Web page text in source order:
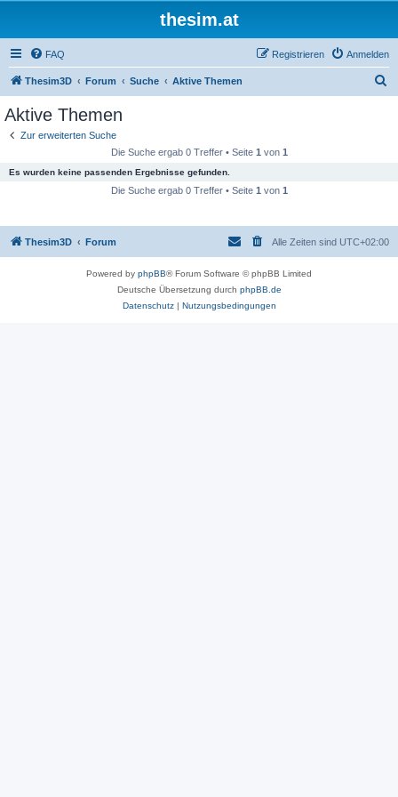
thesim.at
FAQ Anmelden
Registrieren
Thesim3D Forum Suche Aktive Themen
Aktive Themen
Zur erweiterten Suche
Die Suche ergab 0 Treffer • Seite 1 von 1
Es wurden keine passenden Ergebnisse gefunden.
Die Suche ergab 0 Treffer • Seite 1 von 1
Thesim3D Forum Alle Zeiten sind UTC+02:00
Powered by phpBB® Forum Software © phpBB Limited
Deutsche Übersetzung durch phpBB.de
Datenschutz| Nutzungsbedingungen